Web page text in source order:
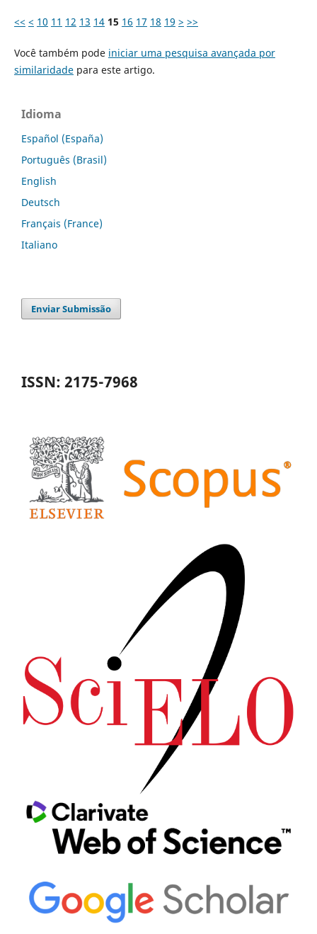
<< < 10 11 12 13 14 15 16 17 18 19 > >>
Você também pode iniciar uma pesquisa avançada por
similaridadepara este artigo.
Idioma
Español (España)
Português (Brasil)
English
Deutsch
Français (France)
Italiano
Enviar Submissão
ISSN: 2175-7968